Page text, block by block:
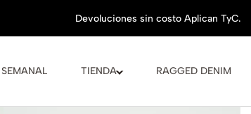
TIENDA RAGGED DENIM